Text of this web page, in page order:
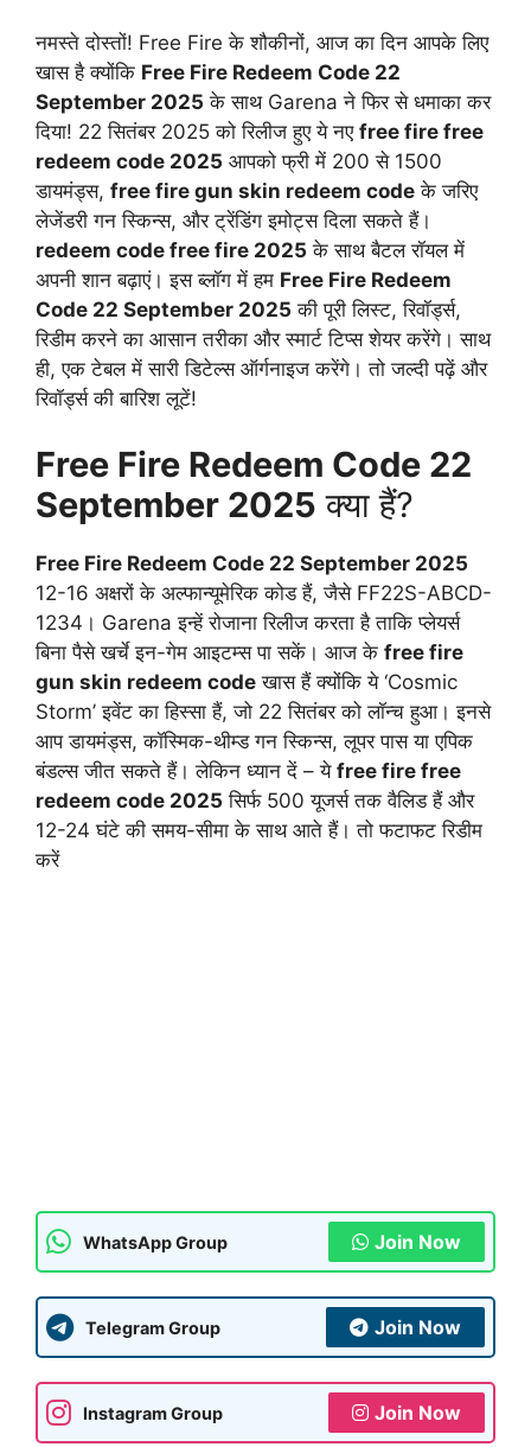
नमस्ते दोस्तों! Free Fire के शौकीनों, आज का दिन आपके लिए
खास है क्योंकि Free Fire Redeem Code 22
September 2025 के साथ Garena ने फिर से धमाका कर
दिया! 22 सितंबर 2025 को रिलीज हुए ये नए free fire free
redeem code 2025 आपको फ्री में 200 से 1500
डायमंड्स, free fire gun skin redeem code के जरिए
लेजेंडरी गन स्किन्स, और ट्रेंडिंग इमोट्स दिला सकते हैं।
redeem code free fire 2025 के साथ बैटल रॉयल में
अपनी शान बढ़ाएं। इस ब्लॉग में हम Free Fire Redeem
Code 22 September 2025 की पूरी लिस्ट, रिवॉर्ड्स,
रिडीम करने का आसान तरीका और स्मार्ट टिप्स शेयर करेंगे। साथ
ही, एक टेबल में सारी डिटेल्स ऑर्गनाइज करेंगे। तो जल्दी पढ़ें और
रिवॉर्ड्स की बारिश लूटें!
Free Fire Redeem Code 22
September 2025 क्या हैं?
Free Fire Redeem Code 22 September 2025
12-16 अक्षरों के अल्फान्यूमेरिक कोड हैं, जैसे FF22S-ABCD-
1234। Garena इन्हें रोजाना रिलीज करता है ताकि प्लेयर्स
बिना पैसे खर्चे इन-गेम आइटम्स पा सकें। आज के free fire
gun skin redeem code खास हैं क्योंकि ये ‘Cosmic
Storm’ इवेंट का हिस्सा हैं, जो 22 सितंबर को लॉन्च हुआ। इनसे
आप डायमंड्स, कॉस्मिक-थीम्ड गन स्किन्स, लूपर पास या एपिक
बंडल्स जीत सकते हैं। लेकिन ध्यान दें – ये free fire free
redeem code 2025 सिर्फ 500 यूजर्स तक वैलिड हैं और
12-24 घंटे की समय-सीमा के साथ आते हैं। तो फटाफट रिडीम
करें
WhatsApp Group Join Now
Telegram Group Join Now
Instagram Group Join Now